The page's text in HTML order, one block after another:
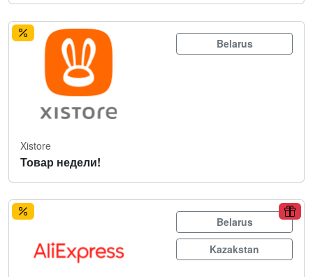
Belarus
Xistore
Товар недели!
Belarus
Kazakstan